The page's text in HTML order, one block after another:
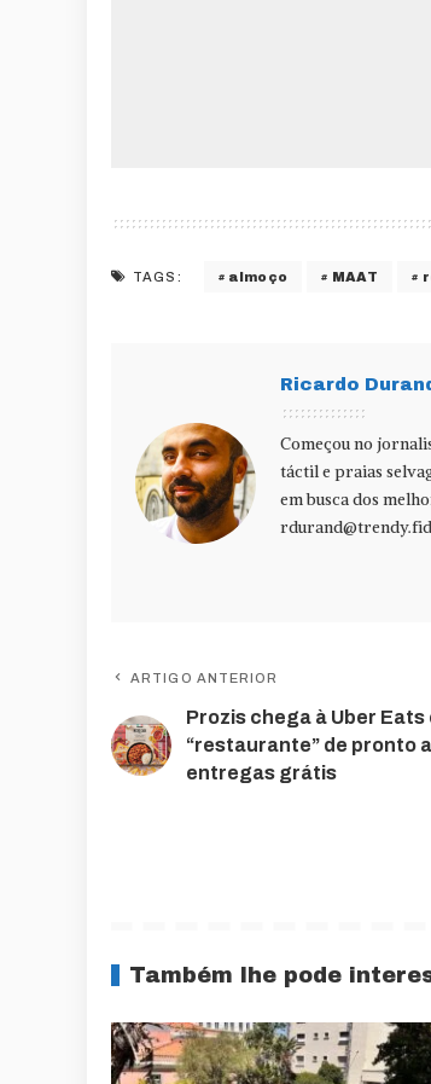
TAGS: almoço MAAT
Ricardo
Começou no
táctil e praias
em busca dos
ARTIGO ANTERIOR
Prozis chega à Uber Eats
“restaurante” de pronto
entregas grátis
Também lhe pode